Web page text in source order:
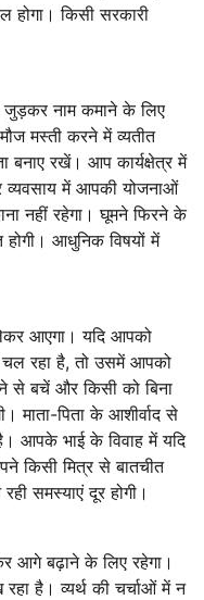
होगा। किसी सरकारी
नाम कमाने के लिए
मस्ती करने में व्यतीत
रखें। आप कार्यक्षेत्र में
में आपकी योजनाओं
नहीं रहेगा। घूमने फिरने के
होगी। आधुनिक विषयों में
आएगा। यदि आपको
चल रहा है, तो उसमें आपको
से बचें और किसी को बिना
माता-पिता के आशीर्वाद से
आपके भाई के विवाह में यदि
किसी मित्र से बातचीत
समस्याएं दूर होगी।
आगे बढ़ाने के लिए रहेगा।
है। व्यर्थ की चर्चाओं में न